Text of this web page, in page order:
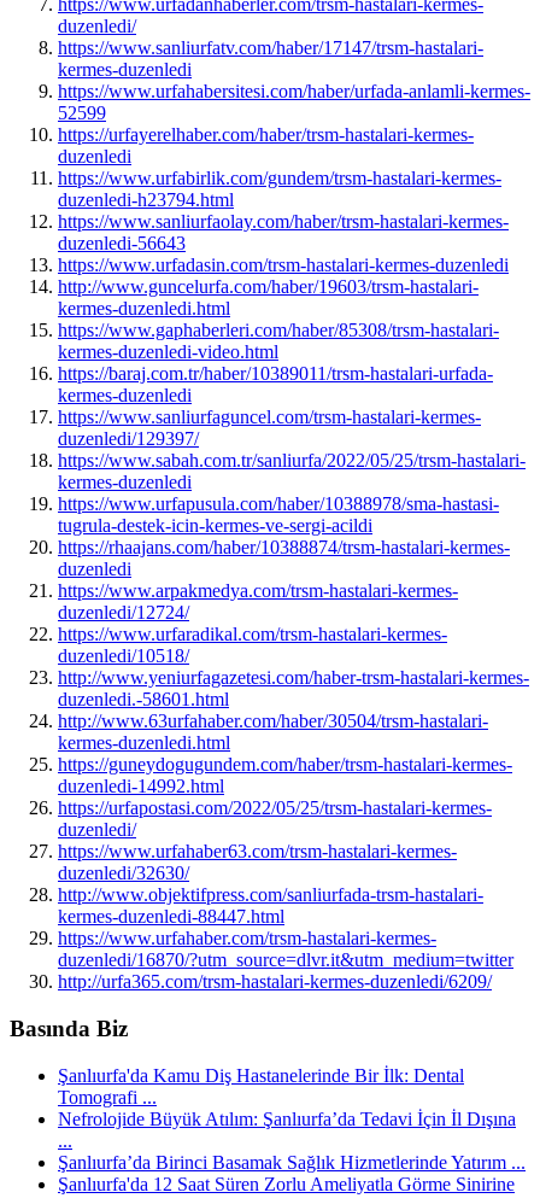
https://www.urfadanhaberler.com/trsm-hastalari-kermes-
duzenledi/
https://www.sanliurfatv.com/haber/17147/trsm-hastalari-
kermes-duzenledi
https://www.urfahabersitesi.com/haber/urfada-anlamli-kermes-
52599
https://urfayerelhaber.com/haber/trsm-hastalari-kermes-
duzenledi
https://www.urfabirlik.com/gundem/trsm-hastalari-kermes-
duzenledi-h23794.html
https://www.sanliurfaolay.com/haber/trsm-hastalari-kermes-
duzenledi-56643
https://www.urfadasin.com/trsm-hastalari-kermes-duzenledi
http://www.guncelurfa.com/haber/19603/trsm-hastalari-
kermes-duzenledi.html
https://www.gaphaberleri.com/haber/85308/trsm-hastalari-
kermes-duzenledi-video.html
https://baraj.com.tr/haber/10389011/trsm-hastalari-urfada-
kermes-duzenledi
https://www.sanliurfaguncel.com/trsm-hastalari-kermes-
duzenledi/129397/
https://www.sabah.com.tr/sanliurfa/2022/05/25/trsm-hastalari-
kermes-duzenledi
https://www.urfapusula.com/haber/10388978/sma-hastasi-
tugrula-destek-icin-kermes-ve-sergi-acildi
https://rhaajans.com/haber/10388874/trsm-hastalari-kermes-
duzenledi
https://www.arpakmedya.com/trsm-hastalari-kermes-
duzenledi/12724/
https://www.urfaradikal.com/trsm-hastalari-kermes-
duzenledi/10518/
http://www.yeniurfagazetesi.com/haber-trsm-hastalari-kermes-
duzenledi.-58601.html
http://www.63urfahaber.com/haber/30504/trsm-hastalari-
kermes-duzenledi.html
https://guneydogugundem.com/haber/trsm-hastalari-kermes-
duzenledi-14992.html
https://urfapostasi.com/2022/05/25/trsm-hastalari-kermes-
duzenledi/
https://www.urfahaber63.com/trsm-hastalari-kermes-
duzenledi/32630/
http://www.objektifpress.com/sanliurfada-trsm-hastalari-
kermes-duzenledi-88447.html
https://www.urfahaber.com/trsm-hastalari-kermes-
duzenledi/16870/?utm_source=dlvr.it&utm_medium=twitter
http://urfa365.com/trsm-hastalari-kermes-duzenledi/6209/
Basında Biz
Şanlıurfa'da Kamu Diş Hastanelerinde Bir İlk: Dental
Tomografi ...
Nefrolojide Büyük Atılım: Şanlıurfa’da Tedavi İçin İl Dışına
...
Şanlıurfa’da Birinci Basamak Sağlık Hizmetlerinde Yatırım ...
Şanlıurfa'da 12 Saat Süren Zorlu Ameliyatla Görme Sinirine